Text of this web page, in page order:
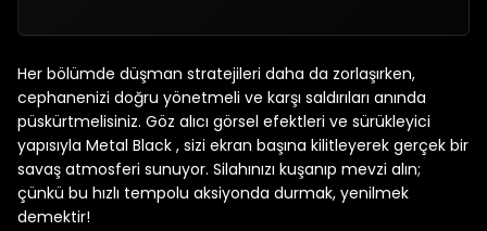
Her bölümde düşman stratejileri daha da zorlaşırken,
cephanenizi doğru yönetmeli ve karşı saldırıları anında
püskürtmelisiniz. Göz alıcı görsel efektleri ve sürükleyici
yapısıyla Metal Black , sizi ekran başına kilitleyerek gerçek bir
savaş atmosferi sunuyor. Silahınızı kuşanıp mevzi alın;
çünkü bu hızlı tempolu aksiyonda durmak, yenilmek
demektir!